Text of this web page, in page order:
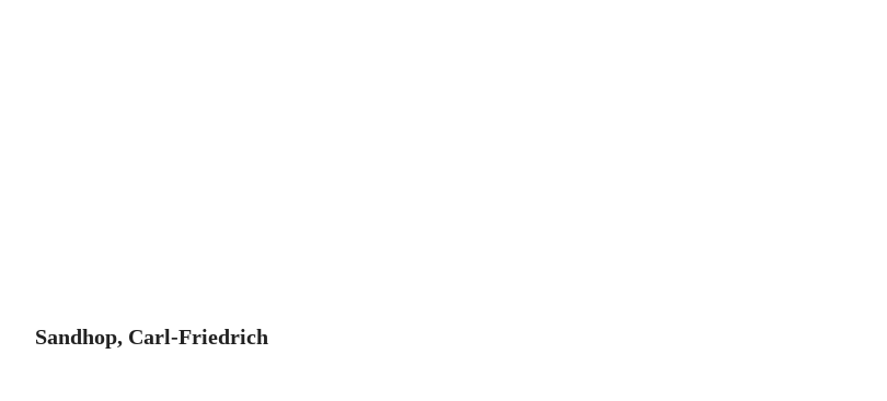
Sandhop, Carl-Friedrich